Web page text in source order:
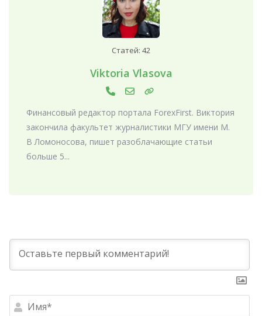
Статей: 42
Viktoria Vlasova
Финансовый редактор портала ForexFirst. Виктория
закончила факультет журналистики МГУ имени М.
В Ломоносова, пишет разоблачающие статьи
больше 5...